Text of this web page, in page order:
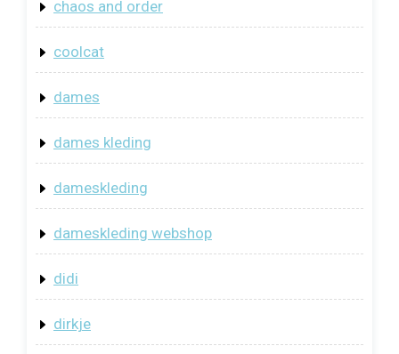
chaos and order
coolcat
dames
dames kleding
dameskleding
dameskleding webshop
didi
dirkje